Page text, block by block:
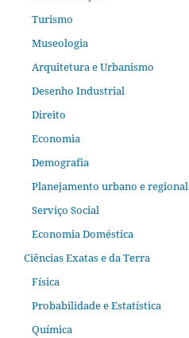
Turismo
Museologia
Arquitetura e Urbanismo
Desenho Industrial
Direito
Economia
Demografia
Planejamento urbano e regional
Serviço Social
Economia Doméstica
Ciências Exatas e da Terra
Física
Probabilidade e Estatística
Química